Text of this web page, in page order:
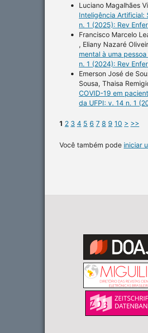
Luciano Magalhães
Inteligência Artificial:
n. 1 (2025): Rev
Francisco Marcelo
, Eliany Nazaré
mental à uma
n. 1 (2024): Rev
Emerson José de
Sousa, Thaisa
COVID-19 em
da UFPI: v. 14 n. 1
1 2 3 4 5 6 7 8 9 10 > >>
Você também pode iniciar